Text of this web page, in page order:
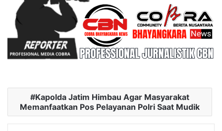
Kapolda Jatim Himbau Agar Masyarakat
Memanfaatkan Pos Pelayanan Polri Saat Mudik